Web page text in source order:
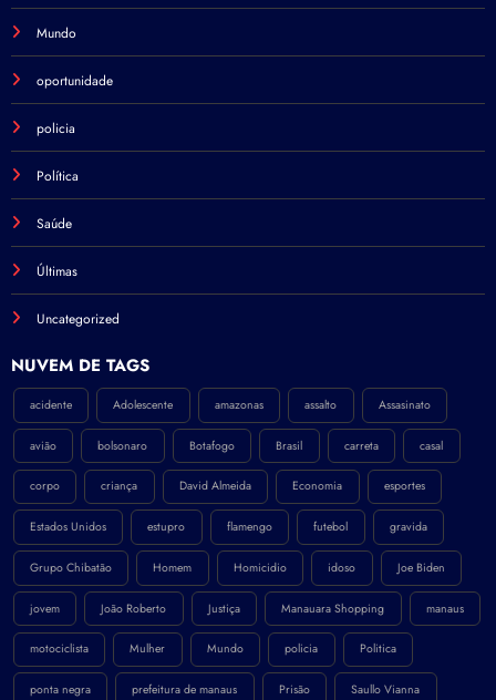
Mundo
oportunidade
policia
Política
Saúde
Últimas
Uncategorized
NÚVEM DE TAGS
acidente Adolescente amazonas assalto Assasinato
avião bolsonaro Botafogo Brasil carreta casal
corpo criança David Almeida Economia esportes
Estados Unidos estupro flamengo futebol gravida
Grupo Chibatão Homem Homicidio idoso Joe Biden
jovem João Roberto Justiça Manauara Shopping manaus
motociclista Mulher Mundo policia Politica
ponta negra prefeitura de manaus Prisão Saullo Vianna